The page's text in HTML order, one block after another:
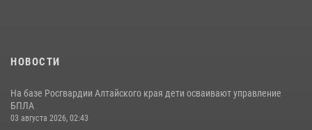
НОВОСТИ
На базе Росгвардии Алтайского края дети осваивают управление
БПЛА
03 августа 2026, 02:43